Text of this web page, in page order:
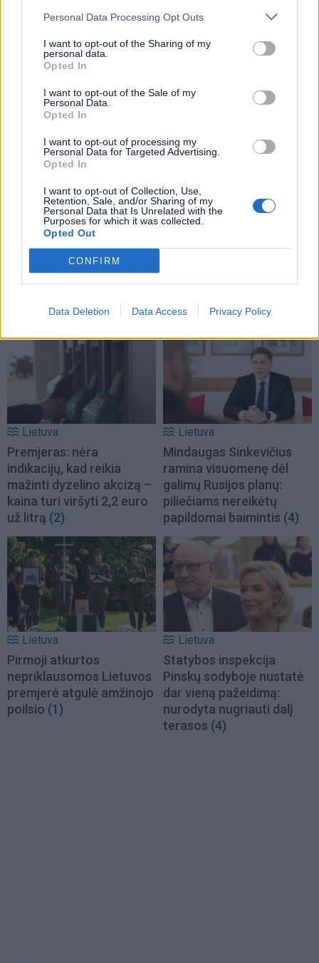
Personal Data Processing Opt Outs
I want to opt-out of the Sharing of my
personal data.
Opted In
I want to opt-out of the Sale of my
Personal Data.
Opted In
I want to opt-out of processing my
Personal Data for Targeted Advertising.
Opted In
I want to opt-out of Collection, Use,
Retention, Sale, and/or Sharing of my
Personal Data that Is Unrelated with the
Purposes for which it was collected.
Opted Out
CONFIRM
Data Deletion Data Access Privacy Policy
Lietuva
Čmilytė-Nielsen
kandidatuoti į
prezidentus (17)
Lietuva
iškvietimus vyko beveik
Lietuva
Ugniagesiai: dėl audros
nuverstų medžių į
Lietuva
Premjeras: nėra
indikacijų, kad reikia
mažinti dyzelino akcizą –
kaina turi viršyti 2,2 euro
už litrą (2)
Lietuva
Mindaugas Sinkevičius
ramina visuomenę dėl
galimų Rusijos planų:
piliečiams nereikėtų
papildomai baimintis (4)
Lietuva
Pirmoji atkurtos
nepriklausomos Lietuvos
premjerė atgulė amžinojo
poilsio (1)
Lietuva
Statybos inspekcija
Pinskų sodyboje nustatė
dar vieną pažeidimą:
nurodyta nugriauti dalį
terasos (4)